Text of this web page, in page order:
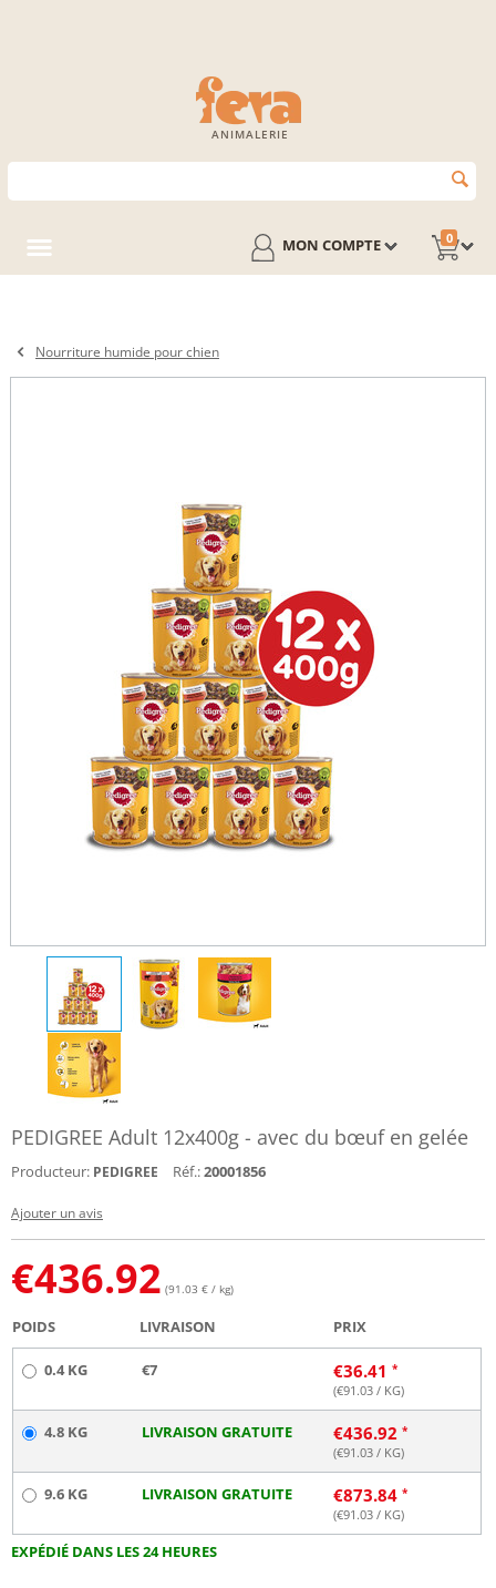
ANIMALERIE
0
MON COMPTE
Nourriture humide pour chien
PEDIGREE Adult 12x400g - avec du bœuf en gelée
Producteur: PEDIGREE Réf.:20001856
Ajouter un avis
€436.92 (91.03 € / kg)
POIDS LIVRAISON PRIX
0.4 KG €7 €36.41
(€91.03 / KG)
4.8 KG LIVRAISON GRATUITE €436.92
(€91.03 / KG)
9.6 KG LIVRAISON GRATUITE €873.84
(€91.03 / KG)
EXPÉDIÉ DANS LES 24 HEURES